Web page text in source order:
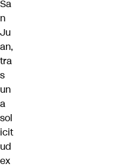
Sa
n
Ju
an,
tra
s
un
a
sol
icit
ud
ex